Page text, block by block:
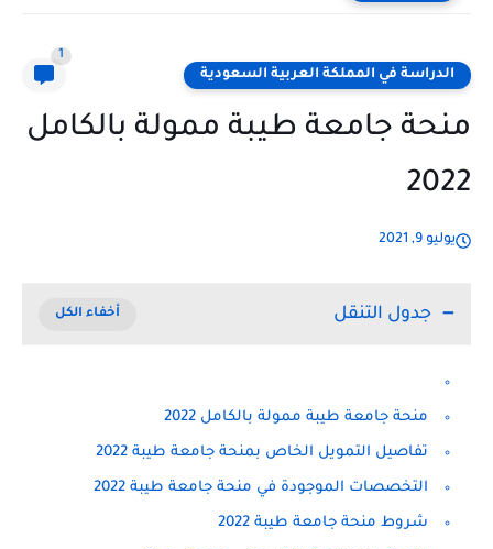
الدراسة في المملكة العربية السعودية
1
منحة جامعة طيبة ممولة بالكامل
2022
يوليو 9, 2021
جدول التنقل
منحة جامعة طيبة ممولة بالكامل 2022
تفاصيل التمويل الخاص بمنحة جامعة طيبة 2022
التخصصات الموجودة في منحة جامعة طيبة 2022
شروط منحة جامعة طيبة 2022